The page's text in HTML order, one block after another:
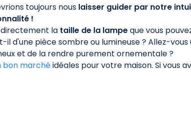
toujours nous laisser guider par notre
!
directement la taille de la lampeque vous
d'une pièce sombre ou lumineuse ? Allez-
et de la rendre purement ornementale ?
bon marchéidéales pour votre maison. Si vous